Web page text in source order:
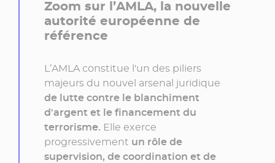
Zoom sur l’AMLA, la nouvelle
autorité européenne de
référence
L’AMLA constitue l'un des piliers
majeurs du nouvel arsenal juridique
de lutte contre le blanchiment
d'argent et le financement du
terrorisme. Elle exerce
progressivement un rôle de
supervision, de coordination et de